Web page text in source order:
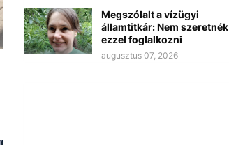
Megszólalt a vízügyi
államtitkár: Nem szeretnék
ezzel foglalkozni
augusztus 07, 2026